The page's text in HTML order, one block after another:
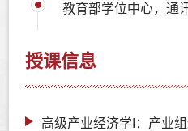
教育部学位中心，通
授课信息
高级产业经济学I：产业